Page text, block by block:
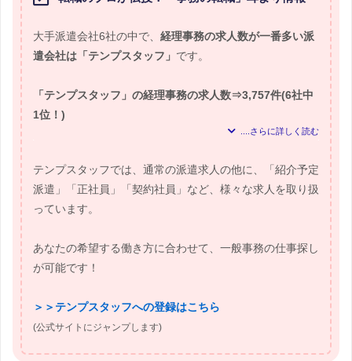
大手派遣会社6社の中で、 経理事務の求人数が一番多い派
遣会社は「テンプスタッフ」 です。
「テンプスタッフ」の経理事務の求人数⇒3,757件(6社中
1位！)
一般事務⇒29,799件(6社中1位！)
営業事務⇒12,318件(6社中1位！)
経理事務⇒3,757件(6社中1位！)
人事・総務事務⇒5,850件(6社中1位！)
【調査日】2022年12月1日
ソナ、リクルートスタッフィング、アデコ
テンプスタッフでは、通常の派遣求人の他に、「紹介予定
派遣」「正社員」「契約社員」など、様々な求人を取り扱
っています。
あなたの希望する働き方に合わせて、一般事務の仕事探し
が可能です！
＞＞テンプスタッフへの登録はこちら
(公式サイトにジャンプします)